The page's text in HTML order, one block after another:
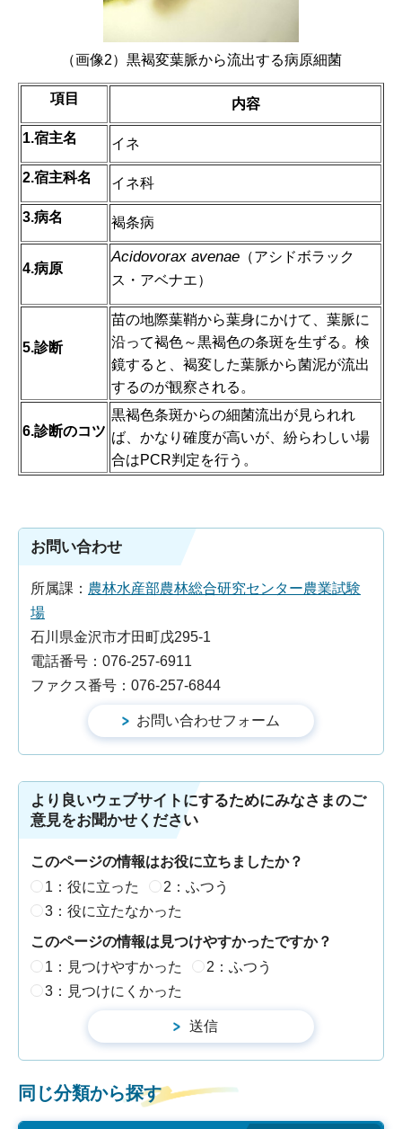
（画像2）黒褐変葉脈から流出する病原細菌
項目 内容
1.宿主名 イネ
2.宿主科名 イネ科
3.病名 褐条病
4.病原
Acidovorax avenae （アシドボラック
ス・アベナエ）
5.診断
苗の地際葉鞘から葉身にかけて、葉脈に
沿って褐色～黒褐色の条斑を生ずる。検
鏡すると、褐変した葉脈から菌泥が流出
するのが観察される。
6.診断のコツ
黒褐色条斑からの細菌流出が見られれ
ば、かなり確度が高いが、紛らわしい場
合はPCR判定を行う。
お問い合わせ
所属課： 農林水産部農林総合研究センター農業試験
場
石川県金沢市才田町戊295-1
電話番号：076-257-6911
ファクス番号：076-257-6844
より良いウェブサイトにするためにみなさまのご
意見をお聞かせください
このページの情報はお役に立ちましたか？
1：役に立った
2：ふつう
3：役に立たなかった
このページの情報は見つけやすかったですか？
1：見つけやすかった
2：ふつう
3：見つけにくかった
同じ分類から探す